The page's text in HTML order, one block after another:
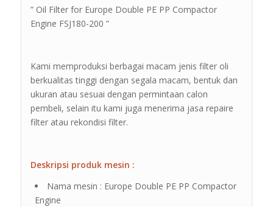
” Oil Filter for Europe Double PE PP Compactor
Engine FSJ180-200 ”
Kami memproduksi berbagai macam jenis filter oli
berkualitas tinggi dengan segala macam, bentuk dan
ukuran atau sesuai dengan permintaan calon
pembeli, selain itu kami juga menerima jasa repaire
filter atau rekondisi filter.
Deskripsi produk mesin :
Nama mesin : Europe Double PE PP Compactor
Engine